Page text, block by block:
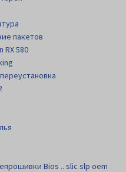
пакетов
RX 580
Bios .. slic slp oem